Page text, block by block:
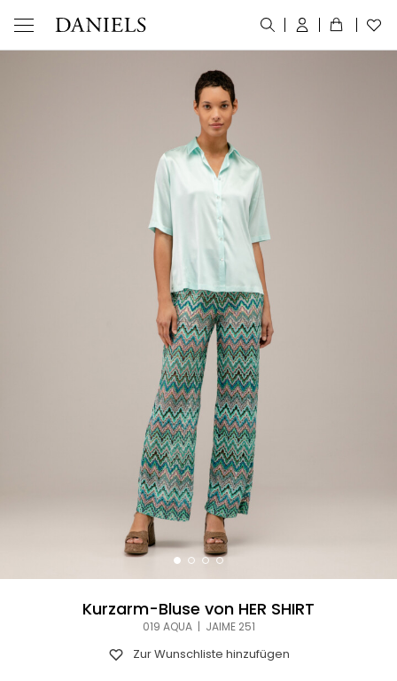
Kurzarm-Bluse von HER SHIRT
019 AQUA | JAIME 251
Zur Wunschliste hinzufügen